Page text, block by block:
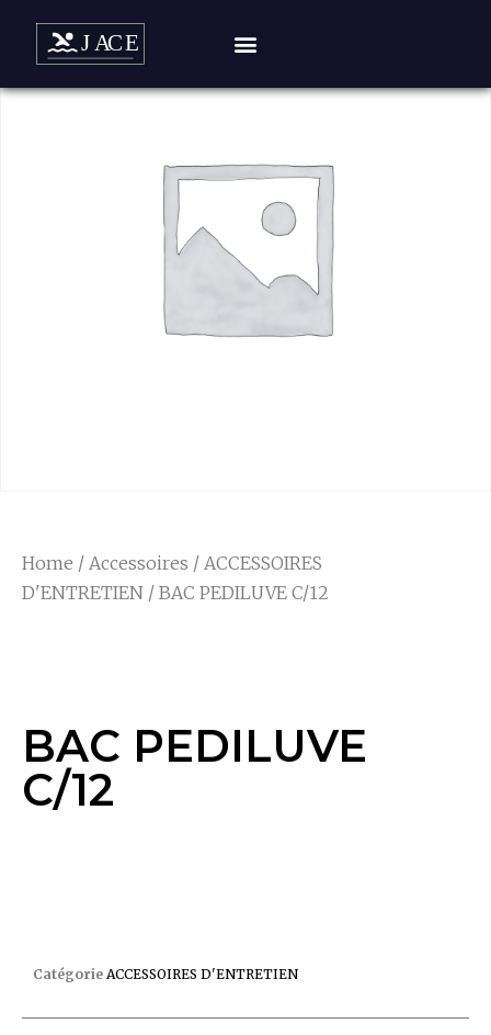
Home / Accessoires / ACCESSOIRES
D'ENTRETIEN / BAC PEDILUVE C/12
BAC PEDILUVE
C/12
Catégorie ACCESSOIRES D'ENTRETIEN